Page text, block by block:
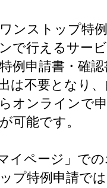
ンストップ特
で行えるサー
例申請書・確認
は不要となり、
オンラインで
可能です。
イページ」で
プ特例申請で